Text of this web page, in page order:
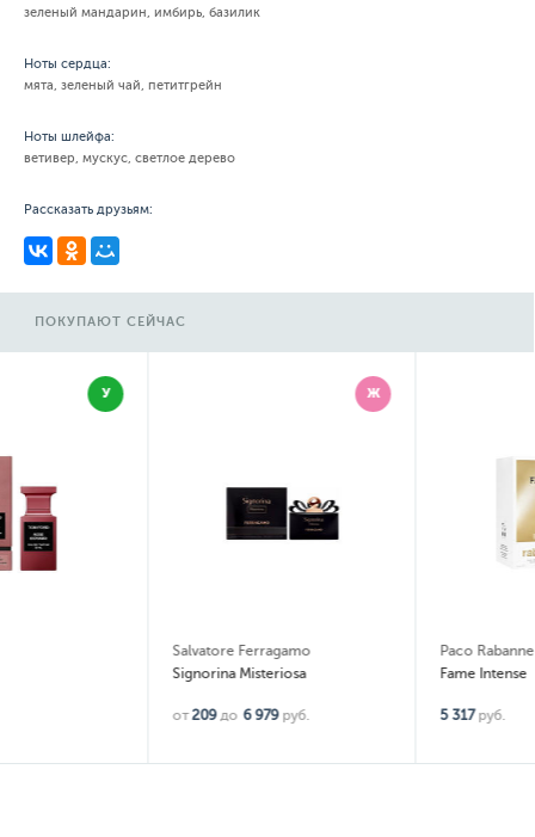
зеленый мандарин, имбирь, базилик
Ноты сердца:
мята, зеленый чай, петитгрейн
Ноты шлейфа:
ветивер, мускус, светлое дерево
Рассказать друзьям:
ПОКУПАЮТ СЕЙЧАС
Salvatore Ferragamo
Signorina Misteriosa
руб.